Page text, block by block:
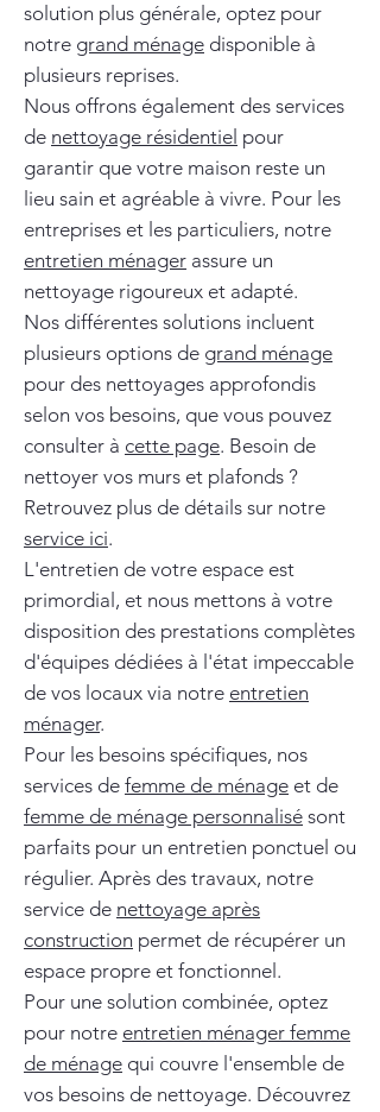
solution plus générale, optez pour
notre grand ménage disponible à
plusieurs reprises.
Nous offrons également des services
de nettoyage résidentiel pour
garantir que votre maison reste un
lieu sain et agréable à vivre. Pour les
entreprises et les particuliers, notre
entretien ménager assure un
nettoyage rigoureux et adapté.
Nos différentes solutions incluent
plusieurs options de grand ménage
pour des nettoyages approfondis
selon vos besoins, que vous pouvez
consulter à cette page. Besoin de
nettoyer vos murs et plafonds ?
Retrouvez plus de détails sur notre
service ici.
L'entretien de votre espace est
primordial, et nous mettons à votre
disposition des prestations complètes
d'équipes dédiées à l'état impeccable
de vos locaux via notre entretien
ménager.
Pour les besoins spécifiques, nos
services de femme de ménage et de
femme de ménage personnalisé sont
parfaits pour un entretien ponctuel ou
régulier. Après des travaux, notre
service de nettoyage après
construction permet de récupérer un
espace propre et fonctionnel.
Pour une solution combinée, optez
pour notre entretien ménager femme
de ménage qui couvre l'ensemble de
vos besoins de nettoyage. Découvrez